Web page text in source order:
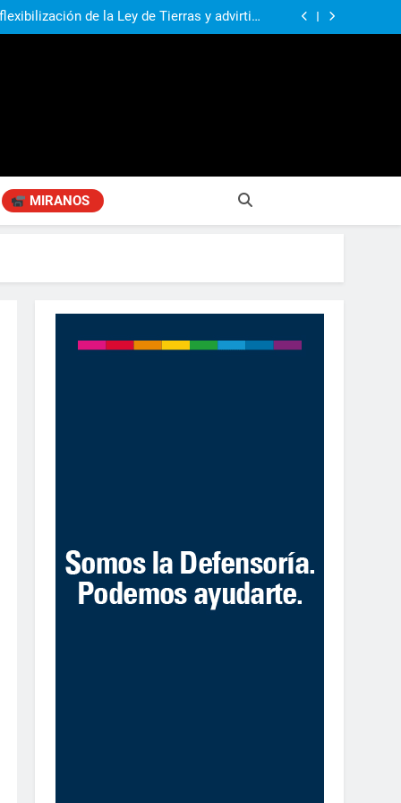
de la Ley de Tierras y advirtió:
una tragedia para la soberanía argentina»
por el impacto de la crisis diplomática
de la Ley de Tierras y advirtió:
por el impacto de la crisis diplomática
conscientes de la gravedad de lo que está
MIRANOS